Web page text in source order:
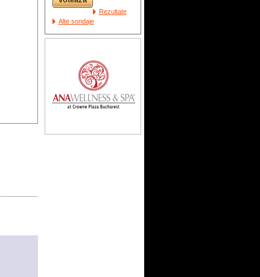
Rezultate
Alte sondaje